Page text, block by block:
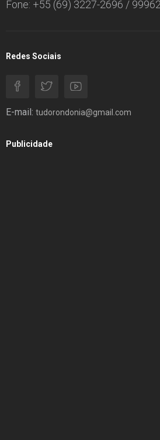
Fone: +55 (69) 3227-2696 /
Redes Sociais
E-mail: tudorondonia@gmail.com
Publicidade